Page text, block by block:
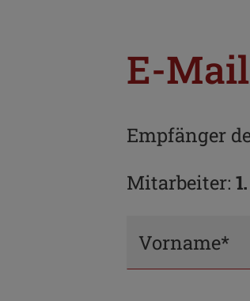
E-
Empfänger
Mitarbeiter:
Vorname*